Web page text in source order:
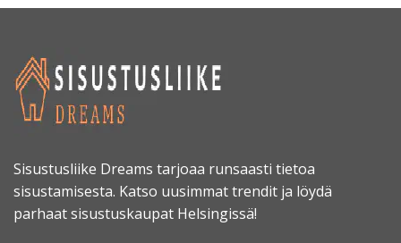
Sisustusliike Dreams tarjoaa runsaasti tietoa
sisustamisesta. Katso uusimmat trendit ja löydä
parhaat sisustuskaupat Helsingissä!